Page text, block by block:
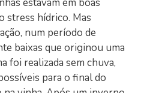
stress hídrico. Mas
num período de
baixas que originou uma
foi realizada sem chuva,
para o final do